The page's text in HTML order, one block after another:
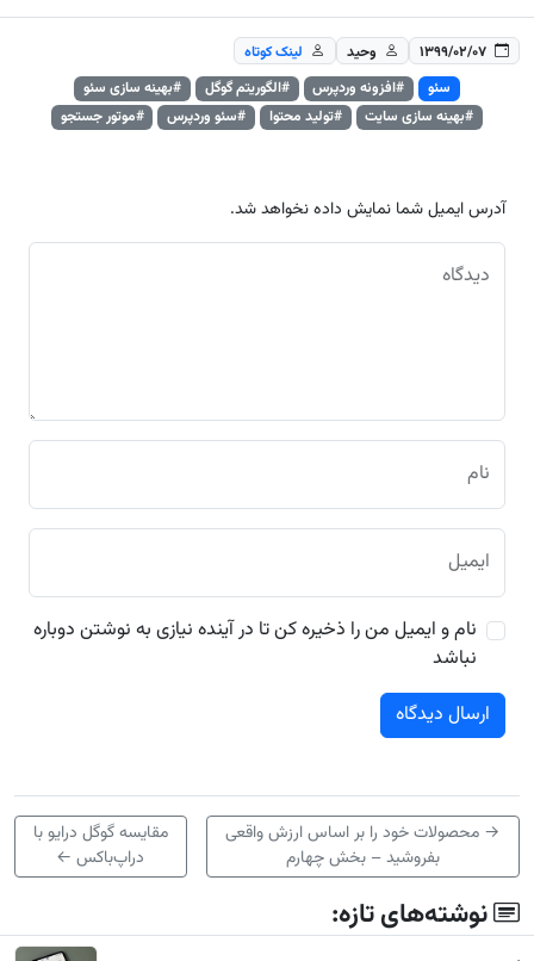
۱۳۹۹/۰۲/۰۷ وحید
لینک کوتاه
سئو
#افزونه وردپرس #الگوریتم گوگل
#بهینه سازی سئو
#بهینه سازی سایت
#تولید محتوا #سئو وردپرس #موتور جستجو
آدرس ایمیل شما نمایش داده نخواهد شد.
دیدگاه
نام
ایمیل
نام و ایمیل من را ذخیره کن تا در آینده نیازی به نوشتن دوباره
نباشد
→ محصولات خود را بر اساس ارزش واقعی
بفروشید – بخش چهارم
مقایسه گوگل درایو با
دراپ‌باکس ←
نوشته‌های تازه: